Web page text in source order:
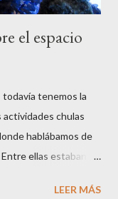
el espacio
tenemos la
actividades chulas
hablábamos de
ellas estaban
actividades al
LEER MÁS